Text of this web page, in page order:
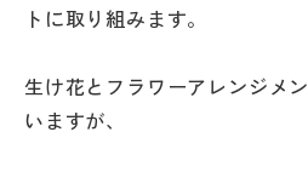
個人情報保護方針
トに取り組みます。
生け花とフラワーアレンジメ
いますが、